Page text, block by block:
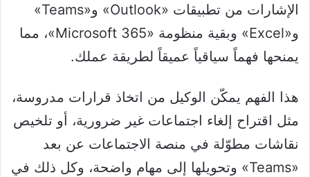
الإشارات من تطبيقات «Outlook» و«Teams»
و«Excel» وبقية منظومة «Microsoft 365»، مما
يمنحها فهماً سياقياً عميقاً لطريقة عملك.
هذا الفهم يمكّن الوكيل من اتخاذ قرارات مدروسة،
مثل اقتراح إلغاء اجتماعات غير ضرورية، أو تلخيص
نقاشات مطوّلة في منصة الاجتماعات عن بعد
«Teams» وتحويلها إلى مهام واضحة، وكل ذلك في